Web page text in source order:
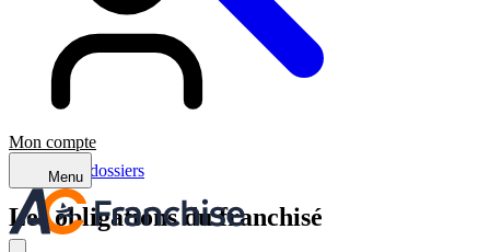
Mon compte
Menu
Retour aux dossiers
Les obligations du franchisé